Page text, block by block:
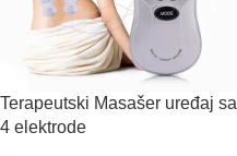
Terapeutski Masašer uređaj sa
4 elektrode